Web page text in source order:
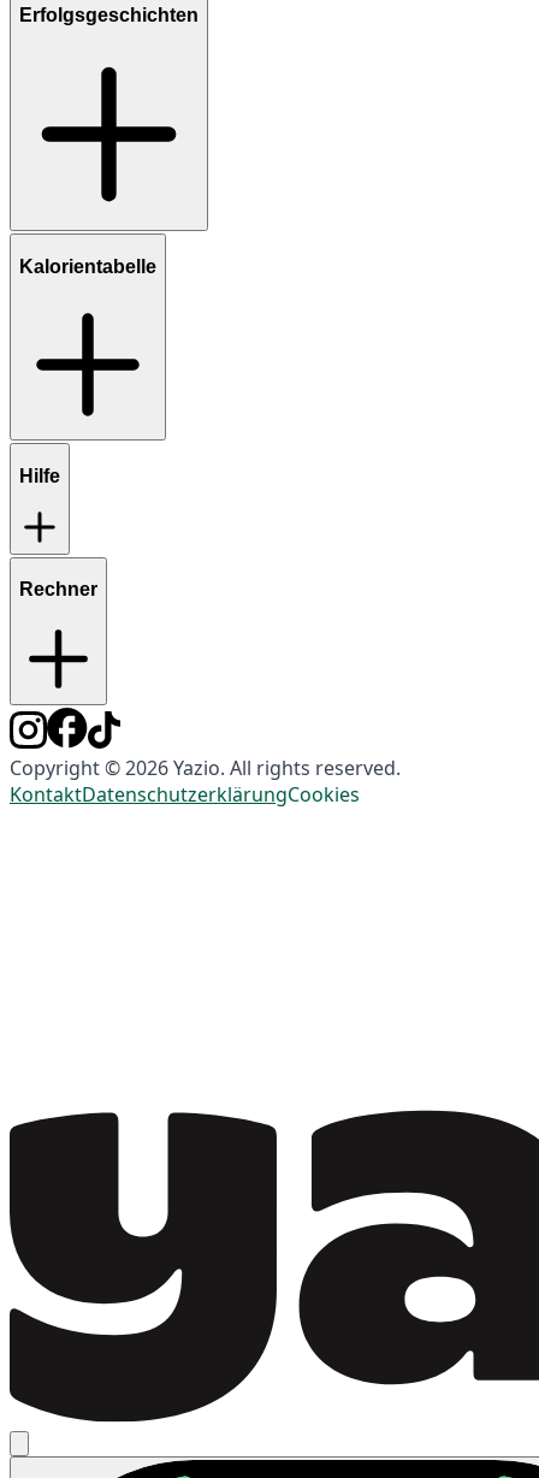
Erfolgsgeschichten
Kalorientabelle
Hilfe
Rechner
Copyright © 2026 Yazio. All rights reserved.
KontaktDatenschutzerklärungCookies